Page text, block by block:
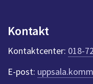
n
t
r
Kontakt
Kontaktcenter: 018-
E-post: